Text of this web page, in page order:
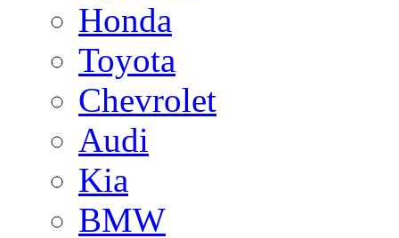
Honda
Toyota
Chevrolet
Audi
Kia
BMW